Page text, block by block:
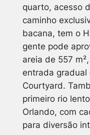
quarto, acesso
caminho
bacana, tem o
gente pode
areia de 557
entrada gradual
Courtyard.
primeiro rio
Orlando, com
para diversão